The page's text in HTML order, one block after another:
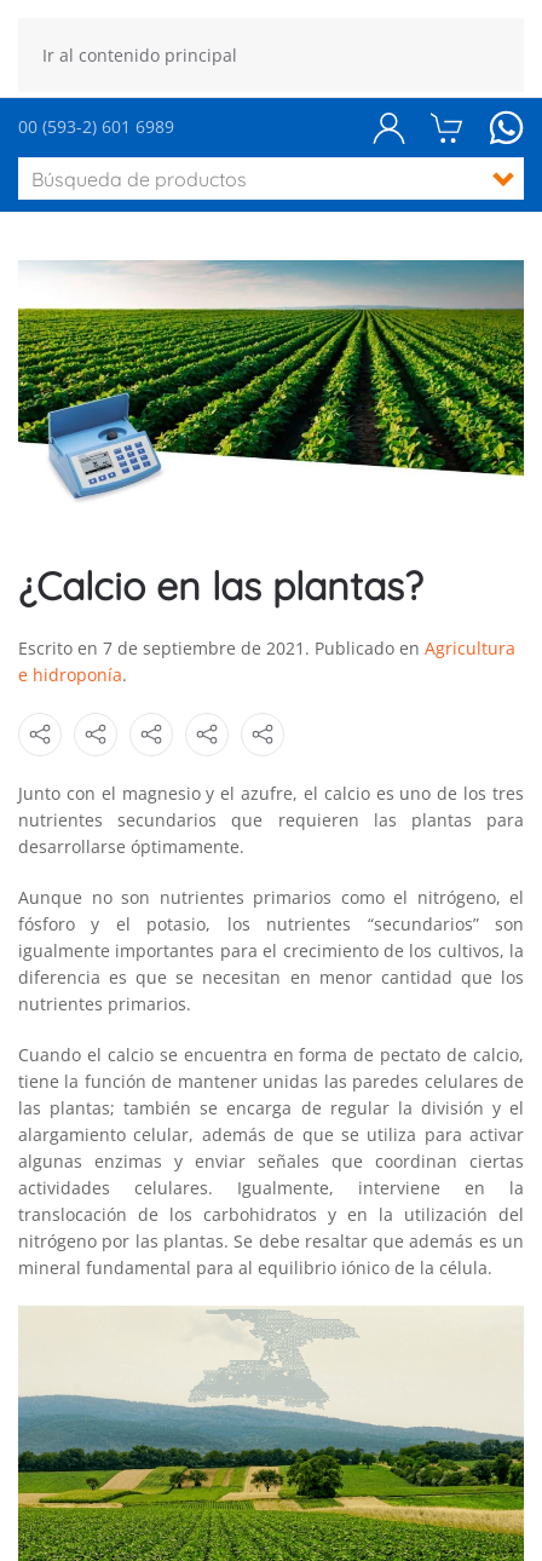
Ir al contenido principal
00 (593-2) 601 6989
¿Calcio en las plantas?
Escrito en 7 de septiembre de 2021 . Publicado en Agricultura
e hidroponía.
Junto con el magnesio y el azufre, el calcio es uno de los tres
nutrientes secundarios que requieren las plantas para
desarrollarse óptimamente.
Aunque no son nutrientes primarios como el nitrógeno, el
fósforo y el potasio, los nutrientes “secundarios” son
igualmente importantes para el crecimiento de los cultivos, la
diferencia es que se necesitan en menor cantidad que los
nutrientes primarios.
Cuando el calcio se encuentra en forma de pectato de calcio,
tiene la función de mantener unidas las paredes celulares de
las plantas; también se encarga de regular la división y el
alargamiento celular, además de que se utiliza para activar
algunas enzimas y enviar señales que coordinan ciertas
actividades celulares. Igualmente, interviene en la
translocación de los carbohidratos y en la utilización del
nitrógeno por las plantas. Se debe resaltar que además es un
mineral fundamental para al equilibrio iónico de la célula.